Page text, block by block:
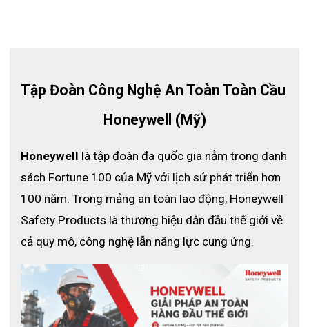
dàng thao tác các hoạt động.
Bên trong găng được tích hợp thêm lớp đan lót, hút ẩm
giác thoải mái trong cả quá trình làm việc dài.
Thêm vào đó, không giống với các loại găng tay chống
hóa chất khác Găng Tay Vệ Sinh Bảo Vệ Hóa Chất PC-
NE14 có độ bám dính cao hơn nhiều khi làm việc trong
môi trường có nhiều dầu mỡ. Ngoài ra, loại găng tay này
giảm của ánh sáng mặt trời cùng ozone.
Tập Đoàn Công Nghệ An Toàn Toàn Cầu
Honeywell (Mỹ)
Honeywell là tập đoàn đa quốc gia nằm trong danh
sách Fortune 100 của Mỹ với lịch sử phát triển hơn
100 năm. Trong mảng an toàn lao động, Honeywell
Safety Products là thương hiệu dẫn đầu thế giới về
cả quy mô, công nghệ lẫn năng lực cung ứng.